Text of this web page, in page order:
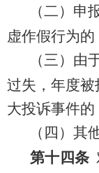
（二）申
虚作假行为的
（三）由
过失，年度被
大投诉事件的
（四）其
第十四条